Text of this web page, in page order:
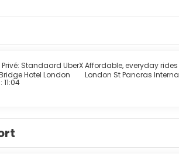
Standaard UberX Affordable, everyday
Hotel London
London St Pancras